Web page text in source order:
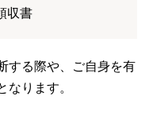
収書
する際や、ご自身を有
ります。